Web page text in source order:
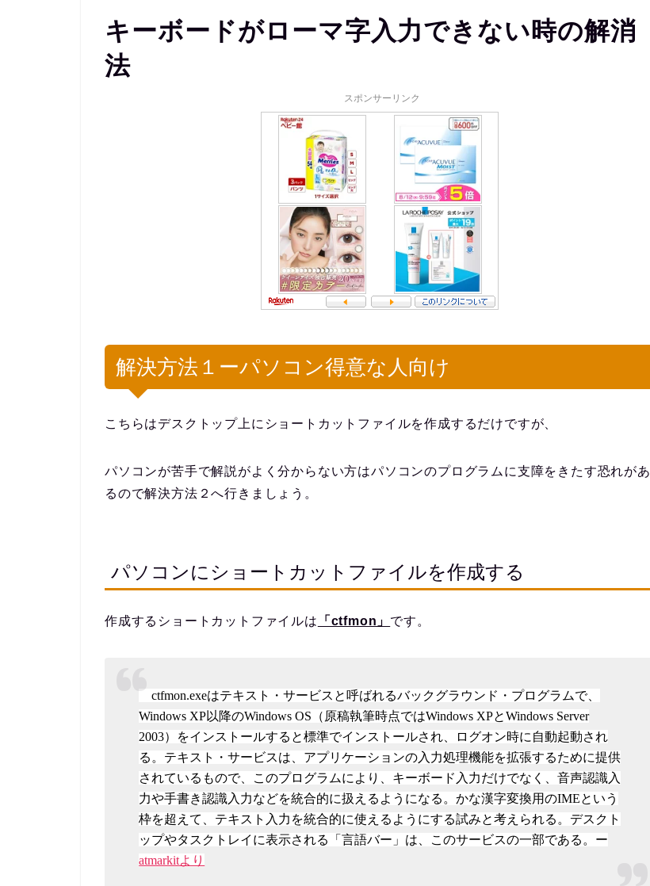
キーボードがローマ字入力できない時の解消
法
スポンサーリンク
解決方法１ーパソコン得意な人向け
こちらはデスクトップ上にショートカットファイルを作成するだけですが、
パソコンが苦手で解説がよく分からない方はパソコンのプログラムに支障をきたす恐れがあ
るので解決方法２へ行きましょう。
パソコンにショートカットファイルを作成する
作成するショートカットファイルは 「ctfmon」 です。
ctfmon.exeはテキスト・サービスと呼ばれるバックグラウンド・プログラムで、
Windows XP以降のWindows OS（原稿執筆時点ではWindows XPとWindows Server
2003）をインストールすると標準でインストールされ、ログオン時に自動起動され
る。テキスト・サービスは、アプリケーションの入力処理機能を拡張するために提供
されているもので、このプログラムにより、キーボード入力だけでなく、音声認識入
力や手書き認識入力などを統合的に扱えるようになる。かな漢字変換用のIMEという
枠を超えて、テキスト入力を統合的に使えるようにする試みと考えられる。デスクト
ップやタスクトレイに表示される「言語バー」は、このサービスの一部である。ー
atmarkitより